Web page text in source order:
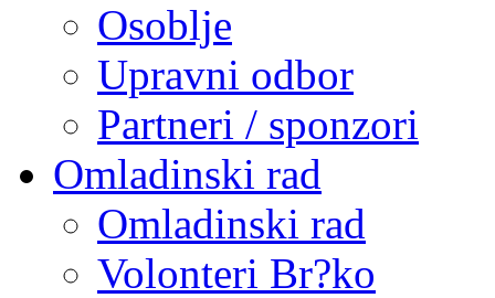
Osoblje
Upravni odbor
Partneri / sponzori
Omladinski rad
Omladinski rad
Volonteri Br?ko